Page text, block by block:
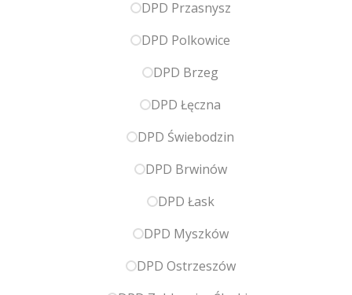
DPD Przasnysz
DPD Polkowice
DPD Brzeg
DPD Łęczna
DPD Świebodzin
DPD Brwinów
DPD Łask
DPD Myszków
DPD Ostrzeszów